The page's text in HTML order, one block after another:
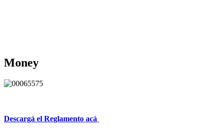
Money
Descargá el Reglamento acá